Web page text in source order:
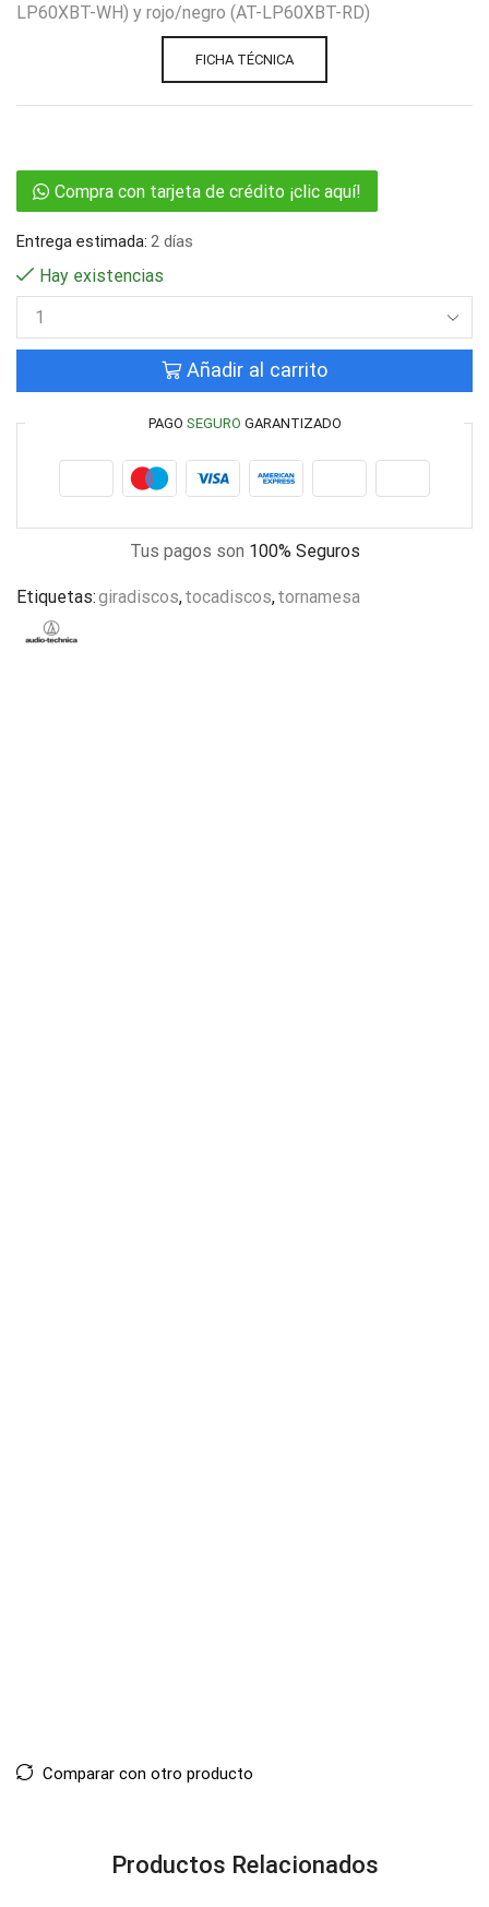
LP60XBT-WH) y rojo/negro (AT-LP60XBT-RD)
FICHA TÉCNICA
Compra con tarjeta de crédito ¡clic aquí!
Entrega estimada: 2 días
Hay existencias
Añadir al carrito
PAGO SEGURO GARANTIZADO
Tus pagos son 100% Seguros
Etiquetas:giradiscos,tocadiscos,tornamesa
Comparar con otro producto
Productos Relacionados